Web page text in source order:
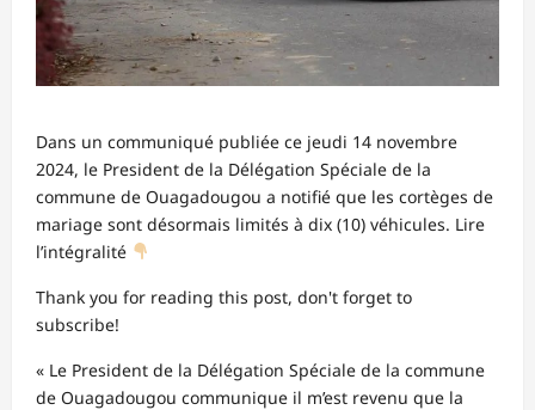
Dans un communiqué publiée ce jeudi 14 novembre
2024, le President de la Délégation Spéciale de la
commune de Ouagadougou a notifié que les cortèges de
mariage sont désormais limités à dix (10) véhicules. Lire
l’intégralité
Thank you for reading this post, don't forget to
subscribe!
« Le President de la Délégation Spéciale de la commune
de Ouagadougou communique il m’est revenu que la